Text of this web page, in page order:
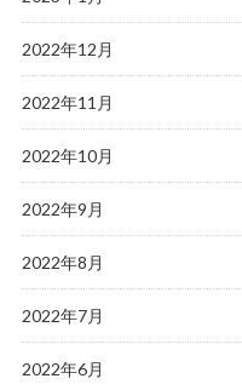
2022年12月
2022年11月
2022年10月
2022年9月
2022年8月
2022年7月
2022年6月